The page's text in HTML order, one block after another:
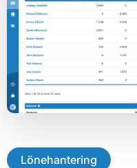
Lönehantering